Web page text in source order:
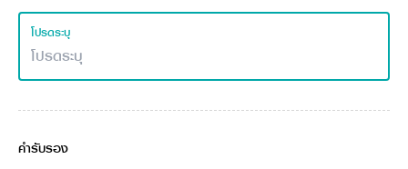
โปรดระบุ
คำรับรอง